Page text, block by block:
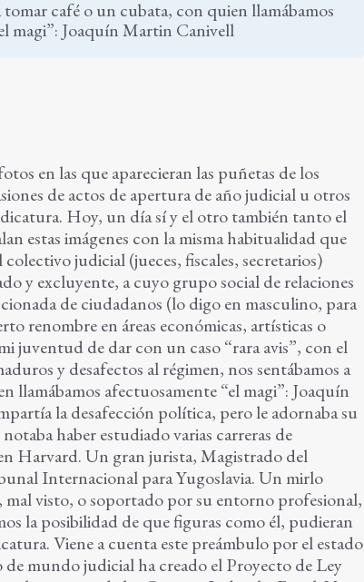
tomar café o un cubata, con quien llamábamos
magi”: Joaquín Martin Canivell
en las que aparecieran las puñetas de los
de actos de apertura de año judicial u otros
Hoy, un día sí y el otro también tanto el
estas imágenes con la misma habitualidad que
judicial (jueces, fiscales, secretarios)
y excluyente, a cuyo grupo social de relaciones
de ciudadanos (lo digo en masculino, para
renombre en áreas económicas, artísticas o
juventud de dar con un caso “rara avis”, con el
y desafectos al régimen, nos sentábamos a
llamábamos afectuosamente “el magi”: Joaquín
la desafección política, pero le adornaba su
haber estudiado varias carreras de
Harvard. Un gran jurista, Magistrado del
Internacional para Yugoslavia. Un mirlo
mal visto, o soportado por su entorno profesional,
la posibilidad de que figuras como él, pudieran
Viene a cuenta este preámbulo por el estado
de mundo judicial ha creado el Proyecto de Ley